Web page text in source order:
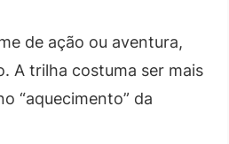
de ação ou aventura,
A trilha costuma ser mais
“aquecimento” da